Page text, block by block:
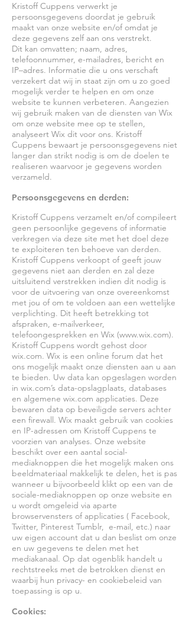
Kristoff Cuppens verwerkt je
persoonsgegevens doordat je gebruik
maakt van onze website en/of omdat je
deze gegevens zelf aan ons verstrekt.
Dit kan omvatten; naam, adres,
telefoonnummer, e-mailadres, bericht en
IP–adres. Informatie die u ons verschaft
verzekert dat wij in staat zijn om u zo goed
mogelijk verder te helpen en om onze
website te kunnen verbeteren. Aangezien
wij gebruik maken van de diensten van Wix
om onze website mee op te stellen,
analyseert Wix dit voor ons. Kristoff
Cuppens bewaart je persoonsgegevens niet
langer dan strikt nodig is om de doelen te
realiseren waarvoor je gegevens worden
verzameld.
Persoonsgegevens en derden:
Kristoff Cuppens verzamelt en/of compileert
geen persoonlijke gegevens of informatie
verkregen via deze site met het doel deze
te exploiteren ten behoeve van derden.
Kristoff Cuppens verkoopt of geeft jouw
gegevens niet aan derden en zal deze
uitsluitend verstrekken indien dit nodig is
voor de uitvoering van onze overeenkomst
met jou of om te voldoen aan een wettelijke
verplichting. Dit heeft betrekking tot
afspraken, e-mailverkeer,
telefoongesprekken en Wix (www.wix.com).
Kristoff Cuppens wordt gehost door
wix.com. Wix is een online forum dat het
ons mogelijk maakt onze diensten aan u aan
te bieden. Uw data kan opgeslagen worden
in wix.com’s data-opslagplaats, databases
en algemene wix.com applicaties. Deze
bewaren data op beveiligde servers achter
een firewall. Wix maakt gebruik van cookies
en IP-adressen om Kristoff Cuppens te
voorzien van analyses. Onze website
beschikt over een aantal social-
mediaknoppen die het mogelijk maken ons
beeldmateriaal makkelijk te delen, het is pas
wanneer u bijvoorbeeld klikt op een van de
sociale-mediaknoppen op onze website en
u wordt omgeleid via aparte
browservensters of applicaties ( Facebook,
Twitter, Pinterest Tumblr, e-mail, etc.) naar
uw eigen account dat u dan beslist om onze
en uw gegevens te delen met het
mediakanaal. Op dat ogenblik handelt u
rechtstreeks met de betrokken dienst en
waarbij hun privacy- en cookiebeleid van
toepassing is op u.
Cookies: